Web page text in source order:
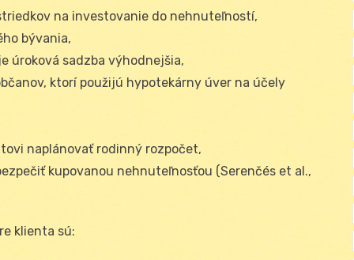
na investovanie do nehnuteľností,
bývania,
úroková sadzba výhodnejšia,
ktorí použijú hypotekárny úver na účely
naplánovať rodinný rozpočet,
kupovanou nehnuteľnosťou (Serenčés et al.,
klienta sú: